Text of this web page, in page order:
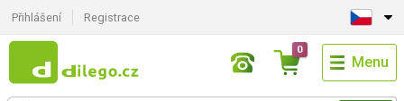
Přihlášení Registrace
0
Menu